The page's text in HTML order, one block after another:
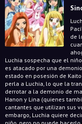
de
Luchia sospecha que el
es atacado por una
estado en posesión de
perla a Luchia, lo que la
derrotar a la demonio de
Hanon y Lina (quienes
cantantes que utilizan sus
embargo, Luchia quiere